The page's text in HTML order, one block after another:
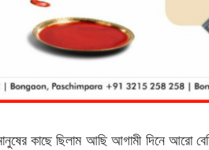
কাছে ছিলাম আছি আগামী দিনে আরো